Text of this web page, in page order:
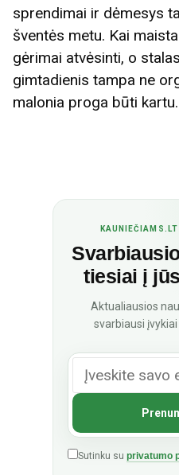
sprendimai ir dėmesys
šventės metu. Kai
gėrimai atvėsinti, o
gimtadienis tampa ne
malonia proga būti kartu.
tiesiai į
Aktualiausios
svarbiausi
Sutinku su privatumo